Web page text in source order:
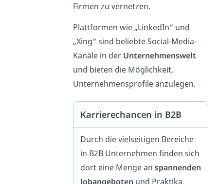
Firmen zu vernetzen.
Plattformen wie „LinkedIn“ und
„Xing“ sind beliebte Social-Media-
Kanäle in derUnternehmenswelt
und bieten die Möglichkeit,
Unternehmensprofile anzulegen.
Karrierechancen in B2B
Durch die vielseitigen Bereiche
in B2B Unternehmen finden sich
dort eine Menge an spannenden
Jobangeboten und Praktika.